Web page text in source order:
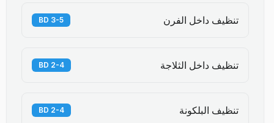
تنظيف داخل الفرن 3-5 BD
تنظيف داخل الثلاجة 2-4 BD
تنظيف البلكونة 2-4 BD